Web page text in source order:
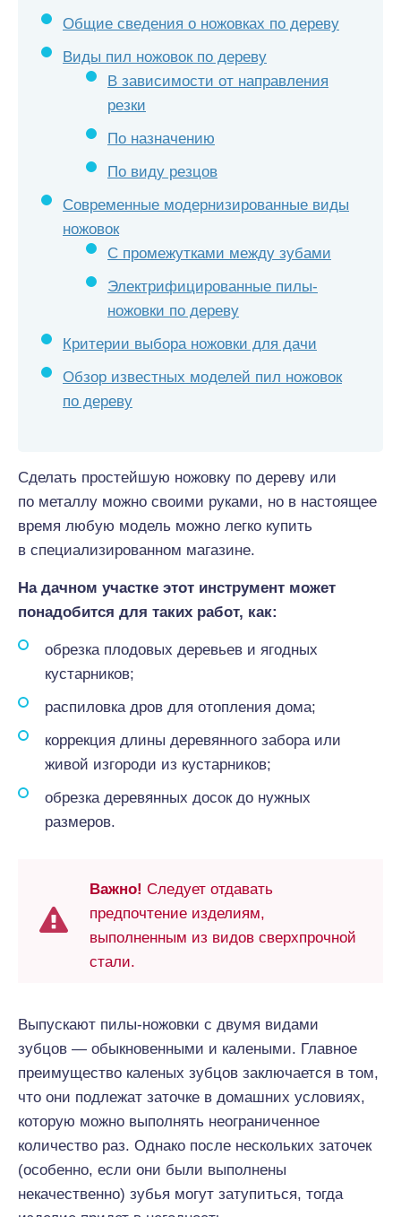
Общие сведения о ножовках по дереву
Виды пил ножовок по дереву
В зависимости от направления
резки
По назначению
По виду резцов
Современные модернизированные виды
ножовок
С промежутками между зубами
Электрифицированные пилы-
ножовки по дереву
Критерии выбора ножовки для дачи
Обзор известных моделей пил ножовок
по дереву
Сделать простейшую ножовку по дереву или
по металлу можно своими руками, но в настоящее
время любую модель можно легко купить
в специализированном магазине.
На дачном участке этот инструмент может
понадобится для таких работ, как:
обрезка плодовых деревьев и ягодных
кустарников;
распиловка дров для отопления дома;
коррекция длины деревянного забора или
живой изгороди из кустарников;
обрезка деревянных досок до нужных
размеров.
Важно! Следует отдавать
предпочтение изделиям,
выполненным из видов сверхпрочной
стали.
Выпускают пилы-ножовки с двумя видами
зубцов — обыкновенными и калеными. Главное
преимущество каленых зубцов заключается в том,
что они подлежат заточке в домашних условиях,
которую можно выполнять неограниченное
количество раз. Однако после нескольких заточек
(особенно, если они были выполнены
некачественно) зубья могут затупиться, тогда